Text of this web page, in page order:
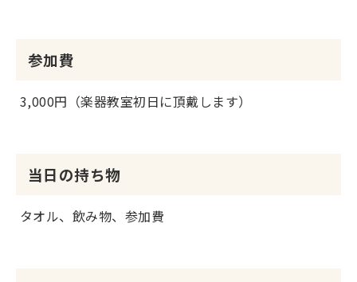
参加費
3,000円（楽器教室初日に頂戴します）
当日の持ち物
タオル、飲み物、参加費